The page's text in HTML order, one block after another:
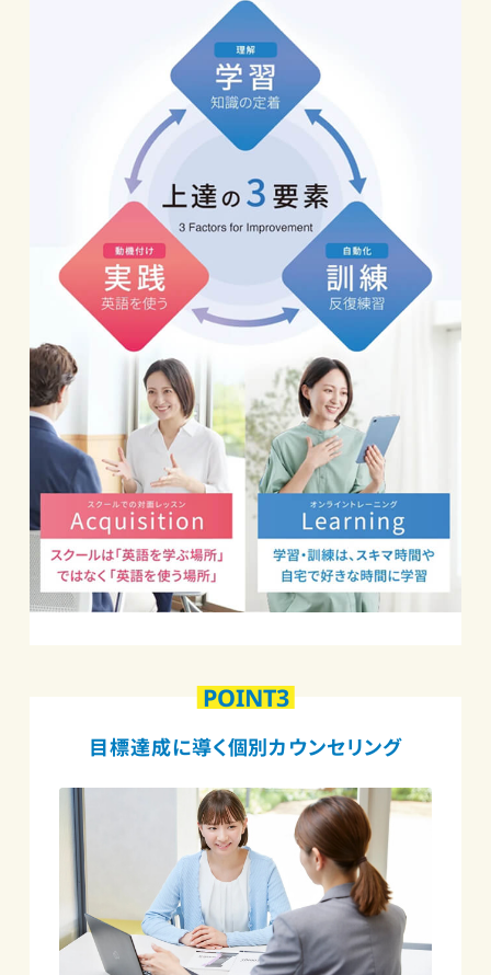
POINT3
目標達成に導く個別カウンセリング